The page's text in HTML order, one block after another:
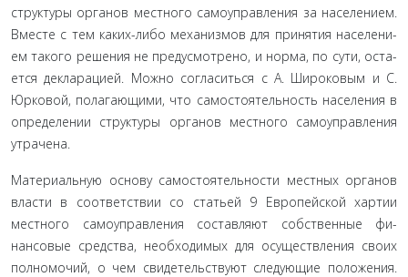
структуры органов местного самоуправления за населением.
Вместе с тем каких-либо механизмов для принятия населени­
ем такого решения не предусмотрено, и норма, по сути, оста­
ется декларацией. Можно согласиться с А. Широковым и С.
Юрковой, полагающими, что самостоятельность населения в
определении структуры органов местного самоуправления
утрачена.
Материальную основу самостоятельности местных ор­ганов
власти в соответствии со статьей 9 Европейской хар­тии
местного самоуправления составляют собственные фи­
нансовые средства, необходимых для осуществления своих
полномочий, о чем свидетельствуют следующие положения.